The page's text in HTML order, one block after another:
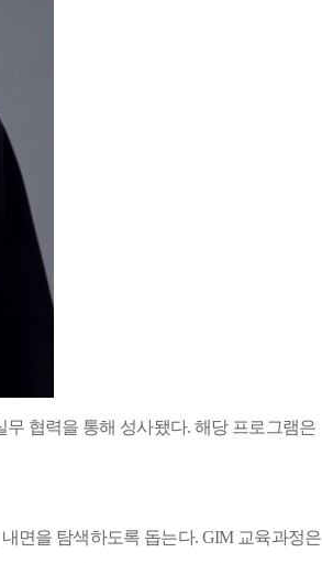
무 협력을 통해 성사됐다.해당 프로그램은
면을 탐색하도록 돕는다. GIM 교육과정은